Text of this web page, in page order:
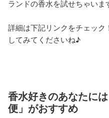
ランドの香水を試せちゃいま
詳細は下記リンクをチェッ
してみてくださいね♪
香水好きのあなたに
便」がおすすめ